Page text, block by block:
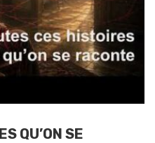
QU’ON SE